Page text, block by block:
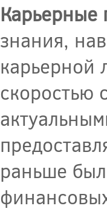
Карьерные
знания,
карьерной
скоростью
раньше